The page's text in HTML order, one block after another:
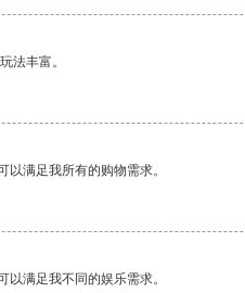
法丰富。
满足我所有的购物需求。
满足我不同的娱乐需求。